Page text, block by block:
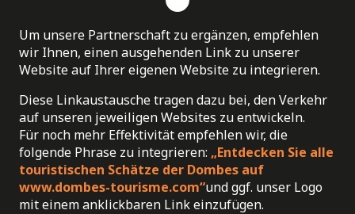
Um unsere Partnerschaft zu ergänzen, empfehlen
wir Ihnen, einen ausgehenden Link zu unserer
Website auf Ihrer eigenen Website zu integrieren.
Diese Linkaustausche tragen dazu bei, den Verkehr
auf unseren jeweiligen Websites zu entwickeln.
Für noch mehr Effektivität empfehlen wir, die
folgende Phrase zu integrieren: „Entdecken Sie alle
touristischen Schätze der Dombes auf
www.dombes-tourisme.com“und ggf. unser Logo
mit einem anklickbaren Link einzufügen.